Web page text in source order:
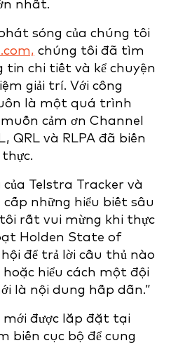
nhất.
sóng của chúng tôi
chúng tôi đã tìm
tin chi tiết và kể chuyện
giải trí. Với công
là một quá trình
cảm ơn Channel
QRL và RLPA đã biến
Telstra Tracker và
những hiểu biết sâu
rất vui mừng khi thực
Holden State of
để trả lời cầu thủ nào
hiểu cách một đội
là nội dung hấp dẫn.”
mới được lắp đặt tại
biến cục bộ để cung